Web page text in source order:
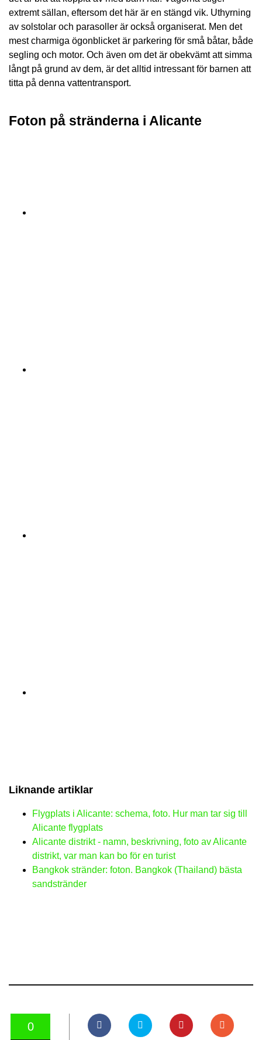
extremt sällan, eftersom det här är en stängd vik. Uthyrning
av solstolar och parasoller är också organiserat. Men det
mest charmiga ögonblicket är parkering för små båtar, både
segling och motor. Och även om det är obekvämt att simma
långt på grund av dem, är det alltid intressant för barnen att
titta på denna vattentransport.
Foton på stränderna i Alicante
Liknande artiklar
Flygplats i Alicante: schema, foto. Hur man tar sig till
Alicante flygplats
Alicante distrikt - namn, beskrivning, foto av Alicante
distrikt, var man kan bo för en turist
Bangkok stränder: foton. Bangkok (Thailand) bästa
sandstränder
0